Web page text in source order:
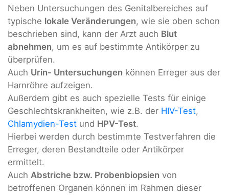
Neben Untersuchungen des Genitalbereiches auf
typische lokale Veränderungen, wie sie oben schon
beschrieben sind, kann der Arzt auch Blut
abnehmen, um es auf bestimmte Antikörper zu
überprüfen.
Auch Urin- Untersuchungen können Erreger aus der
Harnröhre aufzeigen.
Außerdem gibt es auch spezielle Tests für einige
Geschlechtskrankheiten, wie z.B. der HIV-Test,
Chlamydien-Test und HPV-Test.
Hierbei werden durch bestimmte Testverfahren die
Erreger, deren Bestandteile oder Antikörper
ermittelt.
Auch Abstriche bzw. Probenbiopsien von
betroffenen Organen können im Rahmen dieser